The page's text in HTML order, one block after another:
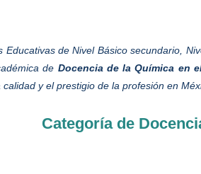
Educativas de Nivel Básico secundario,
de Docencia de la Química en
y el prestigio de la profesión en
Categoría de